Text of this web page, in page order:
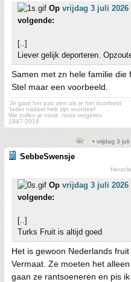
Op vrijdag 3 juli 2026
volgende:
[..]
Liever gelijk deporteren.
Samen met zn hele familie die
Stel maar een voorbeeld.
'Je gaat het pas zien als je het doorhebt'
'Ieder nadeel heb zijn voordeel'
We zullen je nooit, nooit vergeten
1947-2016
• vrijdag 3
SebbeSwensje
Op vrijdag 3 juli 2026
volgende:
[..]
Turks Fruit is altijd goed
Het is gewoon Nederlands
Vermaat. Ze moeten het
gaan ze rantsoeneren en pis